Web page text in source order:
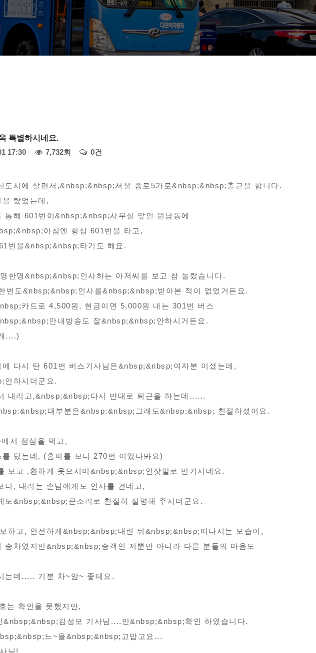
특별하시네요.
17:30 7,732회 0건
도시에 살면서,&nbsp;&nbsp;서울 종로5가로&nbsp;&nbsp;출근을 합니다.
탔었는데,
통해 601번이&nbsp;&nbsp;사무실 앞인 원남동에
아침엔 항상 601번을 타고,
번을&nbsp;&nbsp;타기도 해요.
한명&nbsp;&nbsp;인사하는 아저씨를 보고 참 놀랐습니다.
번도&nbsp;&nbsp;인사를&nbsp;&nbsp;받아본 적이 없었거든요.
카드로 4,500원, 현금이면 5,000원 내는 301번 버스
안내방송도 잘&nbsp;&nbsp;안하시거든요.
....)
다시 탄 601번 버스기사님은&nbsp;&nbsp;여자분 이셨는데,
안하시더군요.
내리고,&nbsp;&nbsp;다시 반대로 퇴근을 하는데......
대부분은&nbsp;&nbsp;그래도&nbsp;&nbsp; 친절하셨어요.
서 점심을 먹고,
탔는데, (홈피를 보니 270번 이었나봐요)
보고 ,환하게 웃으시며&nbsp;&nbsp;인삿말로 반기시네요.
니, 내리는 손님에게도 인사를 건네고,
도&nbsp;&nbsp;큰소리로 친절히 설명해 주시더군요.
하고, 안전하게&nbsp;&nbsp;내린 뒤&nbsp;&nbsp;떠나시는 모습이,
차였지만&nbsp;&nbsp;승객인 저뿐만 아니라 다른 분들의 마음도
는데..... 기분 차~암~ 좋테요.
는 확인을 못했지만,
&nbsp;&nbsp;김성모 기사님....만&nbsp;&nbsp;확인 하였습니다.
느~을&nbsp;&nbsp;고맙고요...
님!